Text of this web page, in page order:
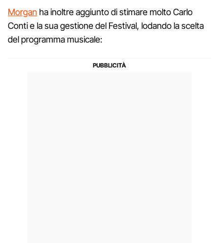
Morgan ha inoltre aggiunto di stimare molto Carlo
Conti e la sua gestione del Festival, lodando la scelta
del programma musicale: